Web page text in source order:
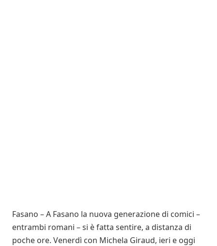
Fasano – A Fasano la nuova generazione di comici –
entrambi romani – si è fatta sentire, a distanza di
poche ore. Venerdì con Michela Giraud, ieri e oggi